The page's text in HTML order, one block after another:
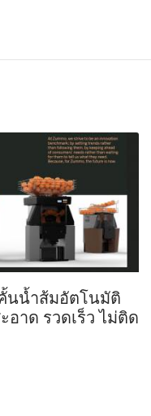
คั้นน้ำส้มอัตโนมัติ
อาด รวดเร็ว ไม่ติด